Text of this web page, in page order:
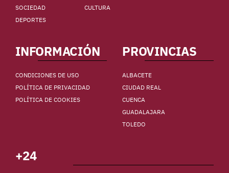
SOCIEDAD
CULTURA
DEPORTES
INFORMACIÓN
CONDICIONES DE USO
POLÍTICA DE PRIVACIDAD
POLÍTICA DE COOKIES
PROVINCIAS
ALBACETE
CIUDAD REAL
CUENCA
GUADALAJARA
TOLEDO
+24